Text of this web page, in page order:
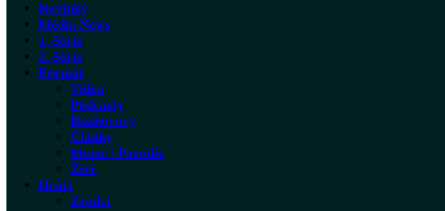
Novinky
Média News
1. Série
2. Série
Formát
Videa
Podcasty
Rozhovory
Články
Meme / Parodie
Živě
Hráči
Zrádci